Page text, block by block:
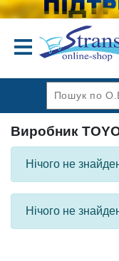
Виробник
Нічого не
Нічого не